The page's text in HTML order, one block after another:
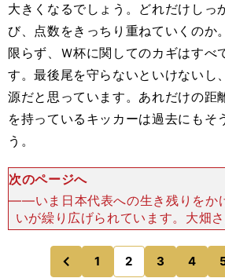
大きくなるでしょう。どれだけしっ
び、点数をきっちり重ねていくのか
限らず、Ｗ杯に関してのカギはすべ
す。最後尾を守らないといけないし
源だと思っています。あれだけの距
を持っているキッカーは過去にもそ
う。
次のページへ
――いま日本代表への生き残りをか
いが繰り広げられています。大畑
ン、ウイングの競争もおもしろい
イング当確は山田（章仁・パナソニ
ゃないですか。
前
のページへ
1 2 3 4のページへ